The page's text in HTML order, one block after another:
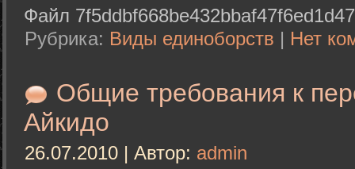
Файл
Рубрика: Виды единоборств | Нет
Общие требования к
Айкидо
26.07.2010 | Автор: admin